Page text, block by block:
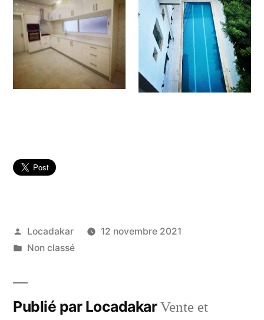
Publié
par
Locadakar
12 novembre 2021
Publié
Non classé
Publié par LocadakarVente et